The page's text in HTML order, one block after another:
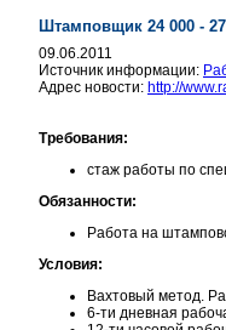
Штамповщик 24 000 -
09.06.2011
Источник информации:
Адрес новости: http://
Требования:
стаж работы по
Обязанности:
Работа на
Условия:
Вахтовый метод.
6-ти дневная